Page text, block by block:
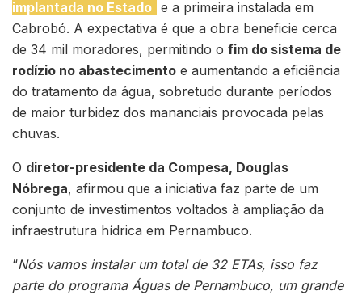
implantada no Estado e a primeira instalada em
Cabrobó. A expectativa é que a obra beneficie cerca
de 34 mil moradores, permitindo o fim do sistema de
rodízio no abastecimento e aumentando a eficiência
do tratamento da água, sobretudo durante períodos
de maior turbidez dos mananciais provocada pelas
chuvas.
O diretor-presidente da Compesa, Douglas
Nóbrega, afirmou que a iniciativa faz parte de um
conjunto de investimentos voltados à ampliação da
infraestrutura hídrica em Pernambuco.
“Nós vamos instalar um total de 32 ETAs, isso faz
parte do programa Águas de Pernambuco, um grande